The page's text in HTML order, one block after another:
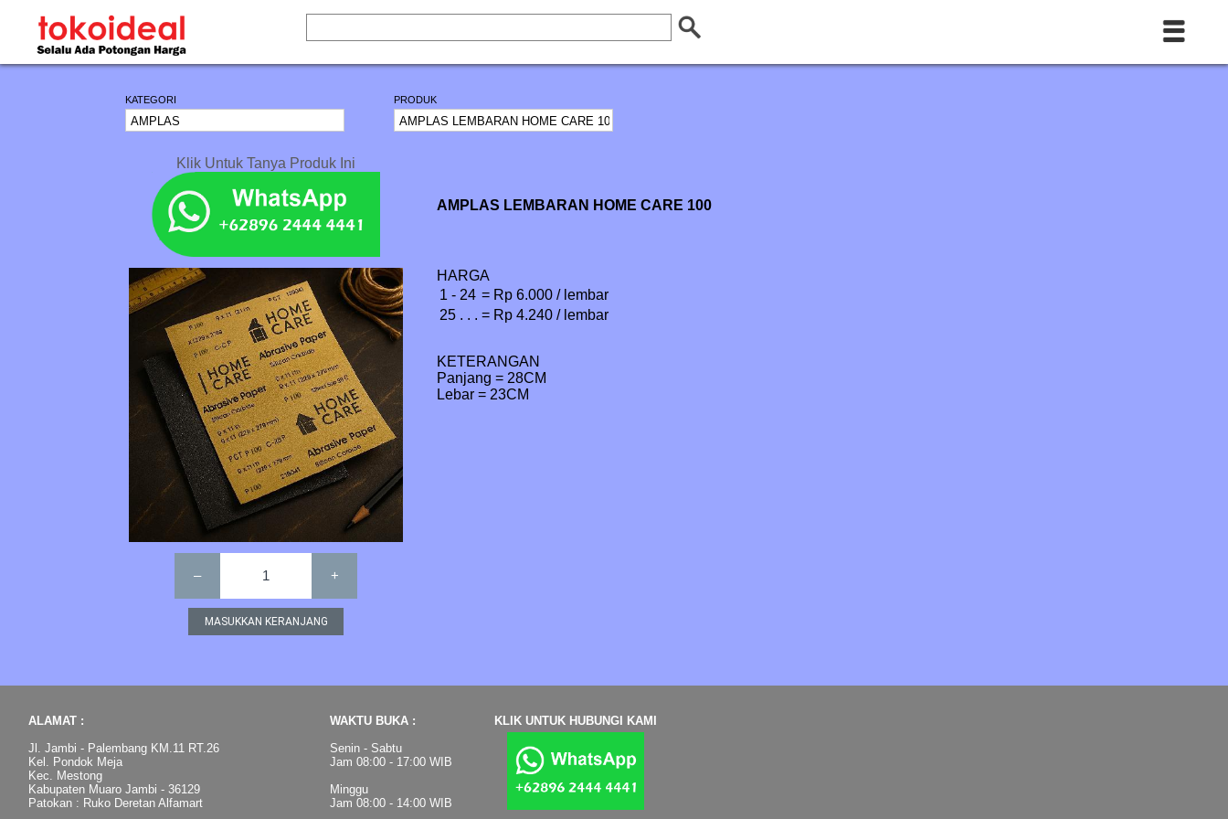
KATEGORI PRODUK
Klik Untuk Tanya Produk Ini
AMPLAS LEMBARAN HOME CARE 100
HARGA
1 - 24 = Rp 6.000 / lembar
25 . . . = Rp 4.240 / lembar
KETERANGAN
Panjang = 28CM
Lebar = 23CM
– 1 +
ALAMAT :
Jl. Jambi - Palembang KM.11 RT.26
Kel. Pondok Meja
Kec. Mestong
Kabupaten Muaro Jambi - 36129
Patokan : Ruko Deretan Alfamart
WAKTU BUKA :
Senin - Sabtu
Jam 08:00 - 17:00 WIB
Minggu
Jam 08:00 - 14:00 WIB
KLIK UNTUK HUBUNGI KAMI